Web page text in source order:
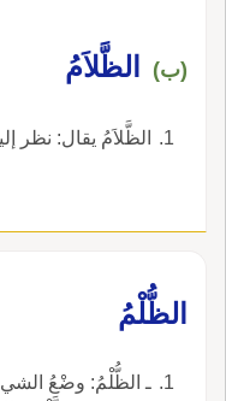
(ب) الظَّلاَمُ
الظَّلاَمُ يقال: نظر
الظُّلْمُ
ـ الظُّلْمُ: وضْعُ